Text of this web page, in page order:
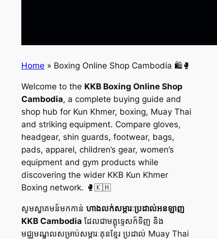
Home » Boxing Online Shop Cambodia 🛍️🥊
Welcome to the KKB Boxing Online Shop
Cambodia, a complete buying guide and
shop hub for Kun Khmer, boxing, Muay Thai
and striking equipment. Compare gloves,
headgear, shin guards, footwear, bags,
pads, apparel, children’s gear, women’s
equipment and gym products while
discovering the wider KKB Kun Khmer
Boxing network. 🥊🇰🇭
សូមស្វាគមន៍មកកាន់ ហាងលក់សម្ភារៈប្រដាល់អនឡាញ
KKB Cambodia ដែលជាមគ្គុទ្ទេសក៍ទិញ និង
មជ្ឈមណ្ឌលសម្រាប់សម្ភារៈគុនខ្មែរ ប្រដាល់ Muay Thai